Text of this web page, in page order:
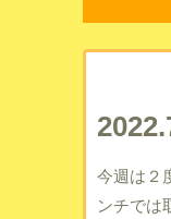
今週は２
ンチでは